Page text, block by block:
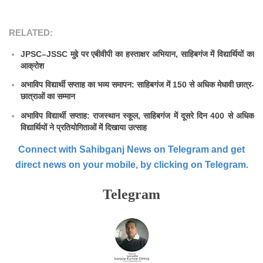
RELATED:
JPSC–JSSC मुद्दे पर एबीवीपी का हस्ताक्षर अभियान, साहिबगंज में विद्यार्थियों का
आक्रोश
अभाविप विद्यार्थी सप्ताह का भव्य समापन: साहिबगंज में 150 से अधिक मेधावी छात्र-
छात्राओं का सम्मान
अभाविप विद्यार्थी सप्ताह: राजस्थान स्कूल, साहिबगंज में दूसरे दिन 400 से अधिक
विद्यार्थियों ने प्रतियोगिताओं में दिखाया उत्साह
Connect with Sahibganj News on Telegram and get
direct news on your mobile, by clicking on Telegram.
Telegram